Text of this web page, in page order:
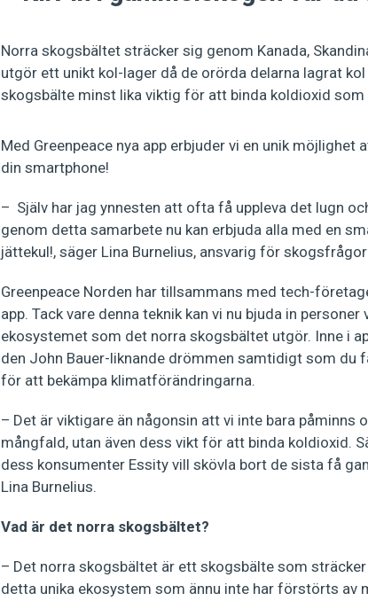
Norra skogsbältet sträcker sig genom Kanada,
utgör ett unikt kol-lager då de orörda delarna lagrat
skogsbälte minst lika viktig för att binda koldioxid som
Med Greenpeace nya app erbjuder vi en unik
din smartphone!
– Själv har jag ynnesten att ofta få uppleva det lugn
genom detta samarbete nu kan erbjuda alla med en
jättekul!, säger Lina Burnelius, ansvarig för skogsfrågor
Greenpeace Norden har tillsammans med tech-
app. Tack vare denna teknik kan vi nu bjuda in
ekosystemet som det norra skogsbältet utgör. Inne i
den John Bauer-liknande drömmen samtidigt som
för att bekämpa klimatförändringarna.
– Det är viktigare än någonsin att vi inte bara
mångfald, utan även dess vikt för att binda koldioxid.
dess konsumenter Essity vill skövla bort de sista få
Lina Burnelius.
Vad är det norra skogsbältet?
– Det norra skogsbältet är ett skogsbälte som
detta unika ekosystem som ännu inte har förstörts av